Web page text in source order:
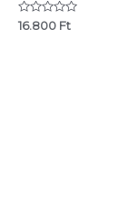
Értékelés:
16.800 Ft